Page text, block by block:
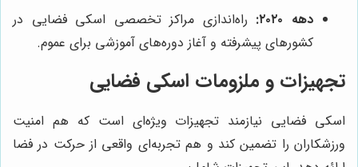
دهه ۲۰۲۰:
راه‌اندازی مراکز تخصصی اسکی فضایی در
کشورهای پیشرفته و آغاز دوره‌های آموزشی برای عموم.
تجهیزات و ملزومات اسکی فضایی
اسکی فضایی نیازمند تجهیزات ویژه‌ای است که هم امنیت
ورزشکاران را تضمین کند و هم تجربه‌ای واقعی از حرکت در فضا